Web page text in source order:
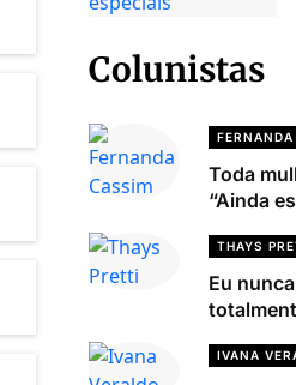
Colunistas
Toda
“Ainda
THAYS
Eu
IVANA